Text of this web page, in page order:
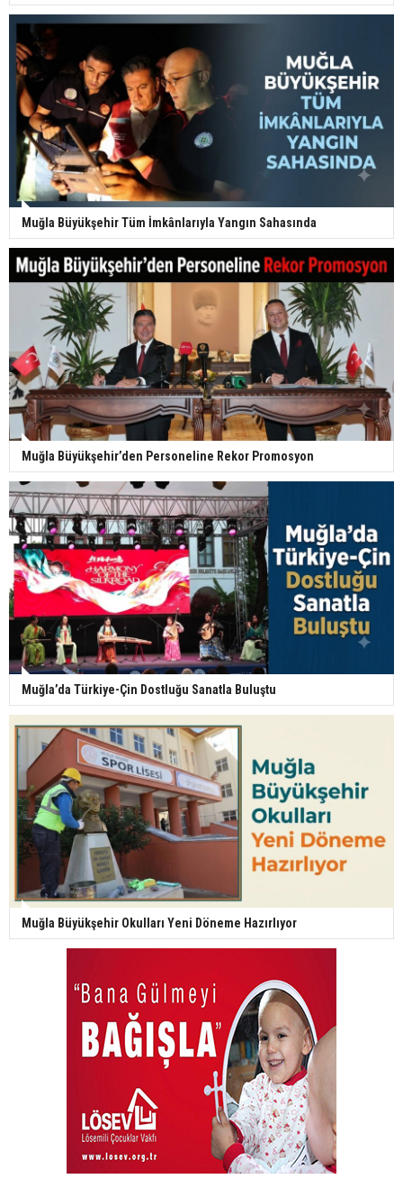
Muğla Büyükşehir Tüm İmkânlarıyla Yangın Sahasında
Muğla Büyükşehir’den Personeline Rekor Promosyon
Muğla’da Türkiye-Çin Dostluğu Sanatla Buluştu
Muğla Büyükşehir Okulları Yeni Döneme Hazırlıyor